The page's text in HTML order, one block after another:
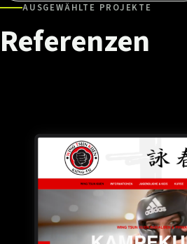
AUSGEWÄHLTE PROJEKTE
Referenzen